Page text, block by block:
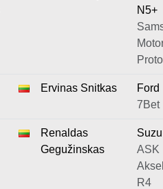
N5+
Proto
Ervinas Snitkas
Ford
7Bet
Renaldas
Gegužinskas
ASK
R4